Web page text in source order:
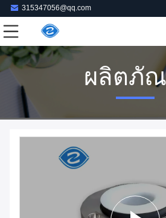
315347056@qq.com
ผลิตภั